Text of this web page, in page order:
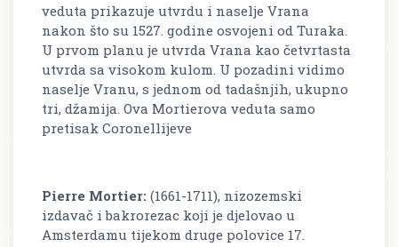
veduta prikazuje utvrdu i naselje Vrana
nakon što su 1527. godine osvojeni od Turaka.
U prvom planu je utvrda Vrana kao četvrtasta
utvrda sa visokom kulom. U pozadini vidimo
naselje Vranu, s jednom od tadašnjih, ukupno
tri, džamija. Ova Mortierova veduta samo
pretisak Coronellijeve
Pierre Mortier: (1661-1711), nizozemski
izdavač i bakrorezac koji je djelovao u
Amsterdamu tijekom druge polovice 17.